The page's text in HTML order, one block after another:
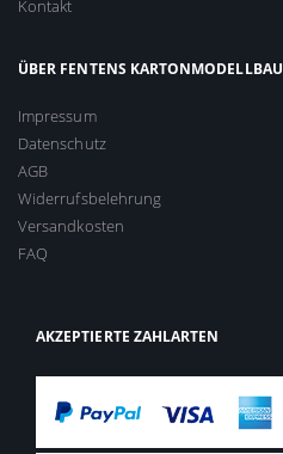
Kontakt
ÜBER FENTENS KARTONMODELLBAU
Impressum
Datenschutz
AGB
Widerrufsbelehrung
Versandkosten
FAQ
AKZEPTIERTE ZAHLARTEN